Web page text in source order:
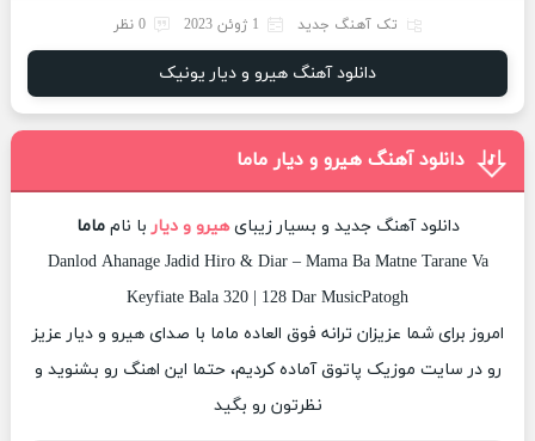
تک آهنگ جدید 1 ژوئن 2023 0 نظر
دانلود آهنگ هیرو و دیار یونیک
دانلود آهنگ هیرو و دیار ماما
دانلود آهنگ جدید و بسیار زیبایهیرو و دیار با نامماما
Danlod Ahanage Jadid Hiro & Diar – Mama Ba Matne Tarane Va
Keyfiate Bala 320 | 128 Dar MusicPatogh
امروز برای شما عزیزان ترانه فوق العاده ماما با صدای هیرو و دیار عزیز
رو در سایت موزیک پاتوق آماده کردیم، حتما این اهنگ رو بشنوید و
نظرتون رو بگید